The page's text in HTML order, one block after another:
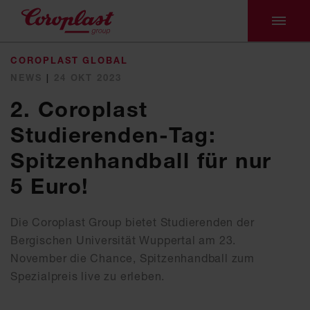
COROPLAST GLOBAL
|
2. Coroplast
Studierenden-Tag:
Spitzenhandball für nur
5 Euro!
Die Coroplast Group bietet Studierenden der
Bergischen Universität Wuppertal am 23.
November die Chance, Spitzenhandball zum
Spezialpreis live zu erleben.